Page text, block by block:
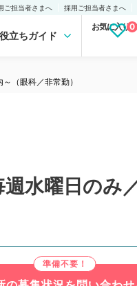
ご担当者さまへ 採用ご担当者さまへ
立ちガイド
お気に入り0
（眼科／非常勤）
水曜日のみ